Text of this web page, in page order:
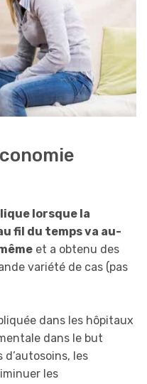
lorsque la
fil du temps va au-
et a obtenu des
variété de cas (pas
dans les hôpitaux
dans le but
les
les